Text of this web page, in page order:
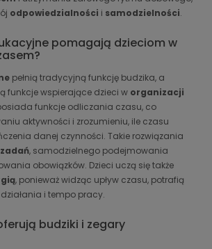
odpowiedzialności i samodzielności.
pomagają dzieciom w
pełnią tradycyjną funkcję budzika, a
funkcje wspierające dzieci w organizacji
funkcje odliczania czasu, co
aktywności i zrozumieniu, ile czasu
danej czynności. Takie rozwiązania
, samodzielnego podejmowania
obowiązków. Dzieci uczą się także
, ponieważ widząc upływ czasu, potrafią
i tempo pracy.
budziki i zegary